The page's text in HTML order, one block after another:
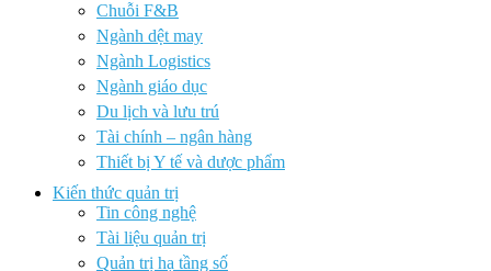
Chuỗi F&B
Ngành dệt may
Ngành Logistics
Ngành giáo dục
Du lịch và lưu trú
Tài chính – ngân hàng
Thiết bị Y tế và dược phẩm
Kiến thức quản trị
Tin công nghệ
Tài liệu quản trị
Quản trị hạ tầng số